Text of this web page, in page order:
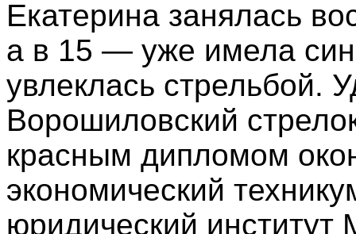
Екатерина занялась
а в 15 — уже имела
увлеклась стрельбой.
Ворошиловский
красным дипломом
экономический
юридический